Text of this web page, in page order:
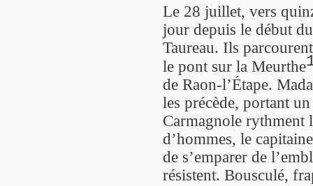
Le 28 juillet, vers
jour depuis le début
Taureau. Ils
le pont sur la Meurthe
de Raon-l’Étape.
les précède, portant
Carmagnole rythment
d’hommes, le
de s’emparer de
résistent. Bousculé,